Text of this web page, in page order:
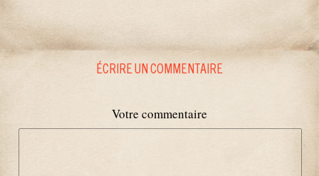
ÉCRIRE UN COMMENTAIRE
Votre commentaire